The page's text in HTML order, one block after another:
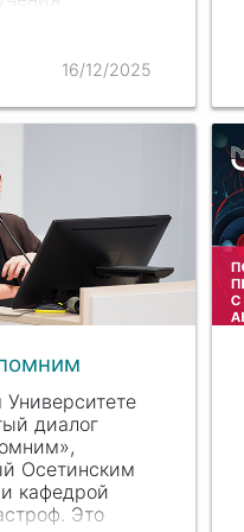
министра
16/12/2025
диалог
Осетинским
кафедрой
Это